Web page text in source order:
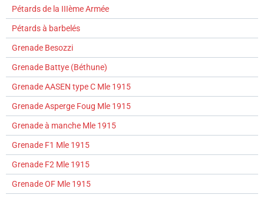
Pétards de la IIIème Armée
Pétards à barbelés
Grenade Besozzi
Grenade Battye (Béthune)
Grenade AASEN type C Mle 1915
Grenade Asperge Foug Mle 1915
Grenade à manche Mle 1915
Grenade F1 Mle 1915
Grenade F2 Mle 1915
Grenade OF Mle 1915